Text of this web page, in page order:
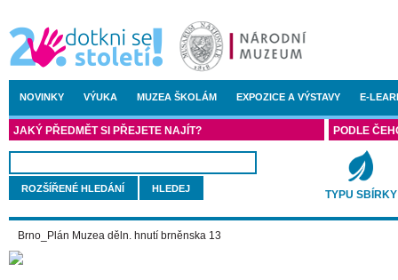
NOVINKY VÝUKA MUZEA ŠKOLÁM EXPOZICE A VÝSTAVY E-
JAKÝ PŘEDMĚT SI PŘEJETE NAJÍT?
ROZŠÍŘENÉ HLEDÁNÍ
PODLE
TYPU SBÍRKY
Brno_Plán Muzea děln. hnutí brněnska 13